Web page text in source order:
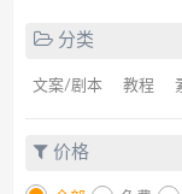
分类
文案/剧本 教程
价格